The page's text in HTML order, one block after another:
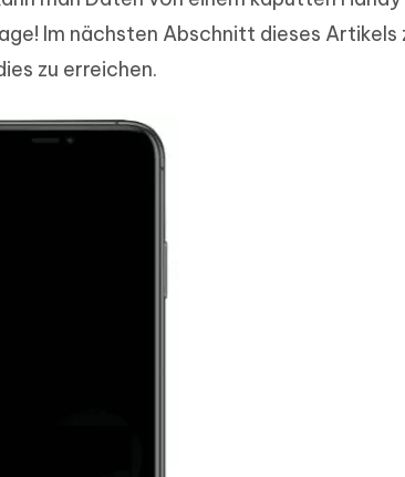
Im nächsten Abschnitt dieses Artikels
zu erreichen.